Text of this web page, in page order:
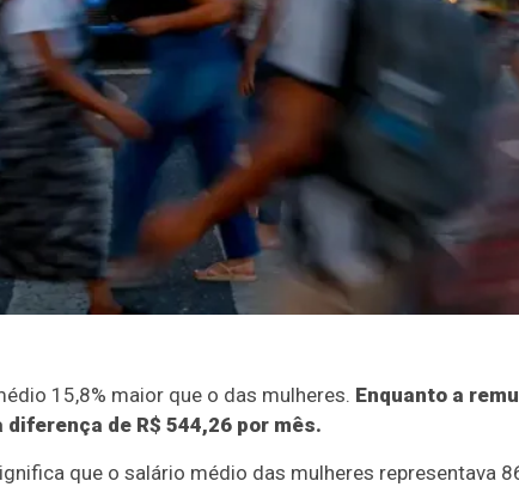
15,8% maior que o das mulheres. Enquanto a
diferença de R$ 544,26 por mês.
que o salário médio das mulheres representava